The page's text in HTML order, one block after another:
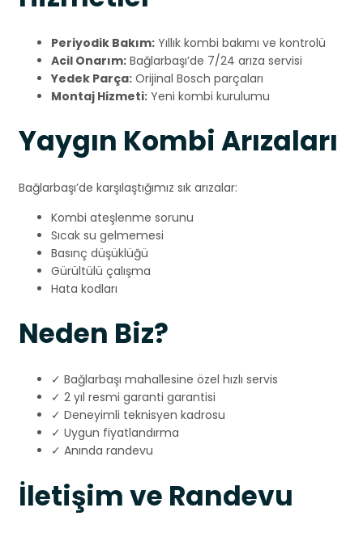
Periyodik Bakım: Yıllık kombi bakımı ve kontrolü
Acil Onarım: Bağlarbaşı’de 7/24 arıza servisi
Yedek Parça: Orijinal Bosch parçaları
Montaj Hizmeti: Yeni kombi kurulumu
Yaygın Kombi Arızaları
Bağlarbaşı’de karşılaştığımız sık arızalar:
Kombi ateşlenme sorunu
Sıcak su gelmemesi
Basınç düşüklüğü
Gürültülü çalışma
Hata kodları
Neden Biz?
✓ Bağlarbaşı mahallesine özel hızlı servis
✓ 2 yıl resmi garanti garantisi
✓ Deneyimli teknisyen kadrosu
✓ Uygun fiyatlandırma
✓ Anında randevu
İletişim ve Randevu